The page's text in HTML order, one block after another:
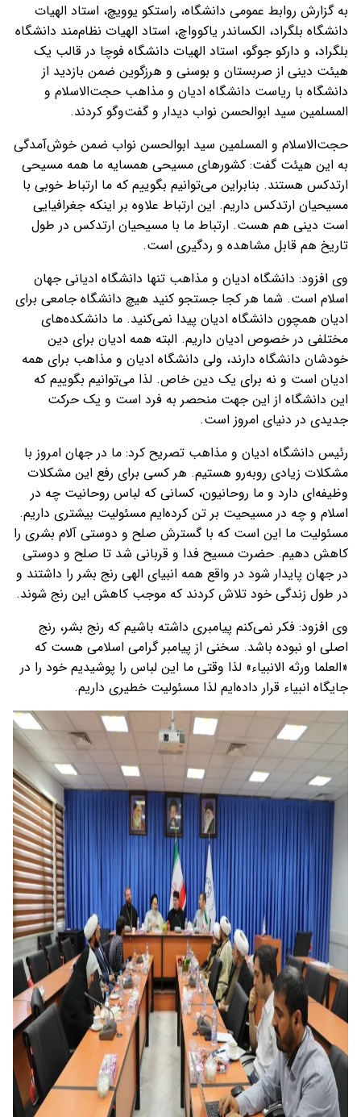
به گزارش روابط عمومی دانشگاه، راستکو یوویچ، استاد الهیات
دانشگاه بلگراد، الکساندر یاکوواچ، استاد الهیات نظام‌مند دانشگاه
بلگراد، و دارکو جوگو، استاد الهیات دانشگاه فوچا در قالب یک
هیئت دینی از صربستان و بوسنی و هرزگوین ضمن بازدید از
دانشگاه با ریاست دانشگاه ادیان و مذاهب حجت‌الاسلام و
المسلمین سید ابوالحسن نواب دیدار و گفت‌وگو کردند.
حجت‌الاسلام و المسلمین سید ابوالحسن نواب ضمن خوش‌آمدگی
به این هیئت گفت: کشورهای مسیحی همسایه ما همه مسیحی
ارتدکس هستند. بنابراین می‌توانیم بگوییم که ما ارتباط خوبی با
مسیحیان ارتدکس داریم. این ارتباط علاوه بر اینکه جغرافیایی
است دینی هم هست. ارتباط ما با مسیحیان ارتدکس در طول
تاریخ هم قابل مشاهده و ردگیری است.
وی افزود: دانشگاه ادیان و مذاهب تنها دانشگاه ادیانی جهان
اسلام است. شما هر کجا جستجو کنید هیچ دانشگاه جامعی برای
ادیان همچون دانشگاه ادیان پیدا نمی‌کنید. ما دانشکده‌های
مختلفی در خصوص ادیان داریم. البته همه ادیان برای دین
خودشان دانشگاه دارند، ولی دانشگاه ادیان و مذاهب برای همه
ادیان است و نه برای یک دین خاص. لذا می‌توانیم بگوییم که
این دانشگاه از این جهت منحصر به فرد است و یک حرکت
جدیدی در دنیای امروز است.
ر‌ئیس دانشگاه ادیان و مذاهب تصریح کرد: ما در جهان امروز با
مشکلات زیادی روبه‌رو هستیم. هر کسی برای رفع این مشکلات
وظیفه‌ای دارد و ما روحانیون، کسانی که لباس روحانیت چه در
اسلام و چه در مسیحیت بر تن کرده‌ایم مسئولیت‌ بیشتری داریم.
مسئولیت ما این است که با گسترش صلح و دوستی آلام بشری را
کاهش دهیم. حضرت مسیح فدا و قربانی شد تا صلح و دوستی
در جهان پایدار شود در واقع همه انبیای الهی رنج بشر را داشتند و
در طول زندگی خود تلاش کردند که موجب کاهش این رنج شوند.
وی افزود: فکر نمی‌کنم پیامبری داشته باشیم که رنج بشر، رنج
اصلی او نبوده باشد. سخنی از پیامبر گرامی اسلامی هست که
«العلما ورثه الانبیاء» لذا وقتی ما این لباس را پوشیدیم خود را در
جایگاه انبیاء قرار داده‌ایم لذا مسئولیت خطیری داریم.